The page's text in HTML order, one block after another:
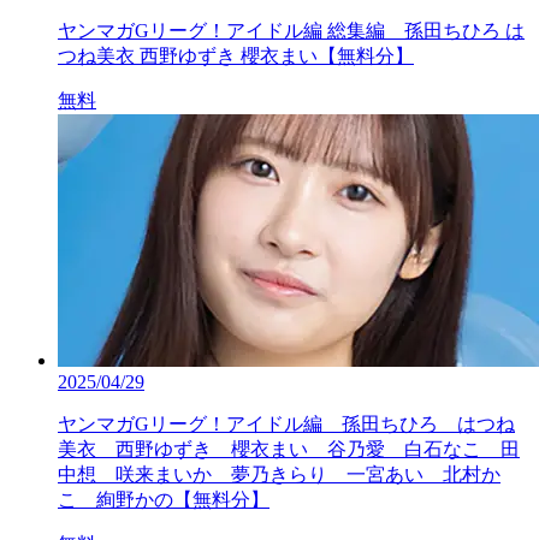
ヤンマガGリーグ！アイドル編 総集編 孫田ちひろ は
つね美衣 西野ゆずき 櫻衣まい【無料分】
無料
2025/04/29
ヤンマガGリーグ！アイドル編 孫田ちひろ はつね
美衣 西野ゆずき 櫻衣まい 谷乃愛 白石なこ 田
中想 咲来まいか 夢乃きらり 一宮あい 北村か
こ 絢野かの【無料分】